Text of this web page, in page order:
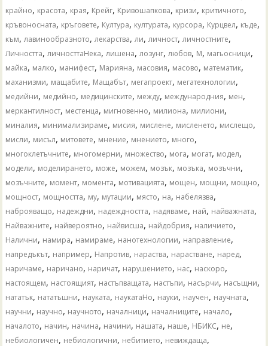
крайно, красота, края, Крейг, Кривошапкова, кризи, критичното,
кръвоносната, кръговете, Култура, културата, курсора, Курцвел, къде,
към, лавинообразното, лекарства, ли, личност, личностните,
Личността, личносттаНека, лишена, лозунг, любов, М, магьосници,
майка, малко, манифест, Марияна, масовия, масово, математик,
маханизми, мащабите, Мащабът, мегапроект, мегатехнологии,
медийни, медийно, медицинските, между, международния, мен,
меркантилност, местенца, мигновенно, милиона, милиони,
миналия, минимализираме, мисия, мислене, мисленето, мислещо,
мисли, мисъл, митовете, мнение, мнението, много,
многоклетъчните, многомерни, множество, мога, могат, модел,
модели, моделирането, може, можем, мозък, мозъка, мозъчни,
мозъчните, момент, момента, мотивацията, мощен, мощни, мощно,
мощност, мощността, му, мутации, място, на, набелязва,
наброяващо, надеждни, надеждността, надяваме, най, найважната,
Найважните, найвероятно, найвисша, найдобрия, наличието,
Налични, намира, намираме, нанотехнологии, направление,
напредъкът, например, Напротив, нараства, нарастване, наред,
наричаме, наричано, наричат, нарушението, нас, наскоро,
настоящем, настоящият, настъпващата, настъпи, насърчи, насъщни,
нататък, нататъшни, науката, наукатаНо, науки, научен, научната,
научни, научно, научното, началници, началниците, начало,
началото, начин, начина, начини, нашата, наше, НБИКС, не,
небиологичен, небиологични, небитието, невиждаща,